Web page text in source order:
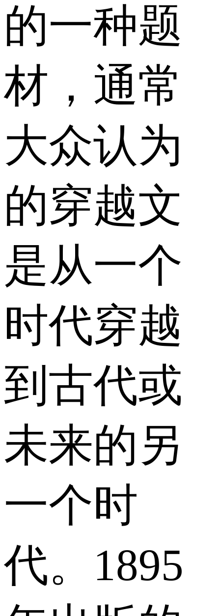
的一种题
材，通常
大众认为
的穿越文
是从一个
时代穿越
到古代或
未来的另
一个时
代。1895